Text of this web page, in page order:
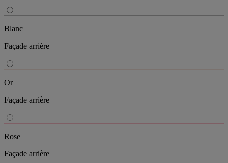
Blanc
Façade arrière
Or
Façade arrière
Rose
Façade arrière